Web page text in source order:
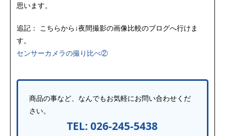
思います。
追記： こちらから↓夜間撮影の画像比較のブログへ行けま
す。
センサーカメラの撮り比べ②
商品の事など、なんでもお気軽にお問い合わせくだ
さい。
TEL: 026-245-5438